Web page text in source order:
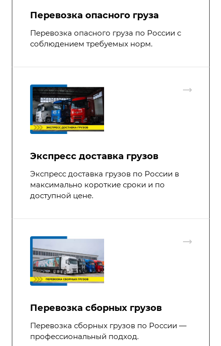
Перевозка опасного груза
Перевозка опасного груза по России с
соблюдением требуемых норм.
Экспресс доставка грузов
Экспресс доставка грузов по России в
максимально короткие сроки и по
доступной цене.
Перевозка сборных грузов
Перевозка сборных грузов по России —
профессиональный подход.